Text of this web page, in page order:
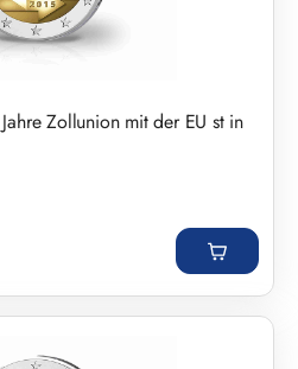
Zollunion mit der EU st in